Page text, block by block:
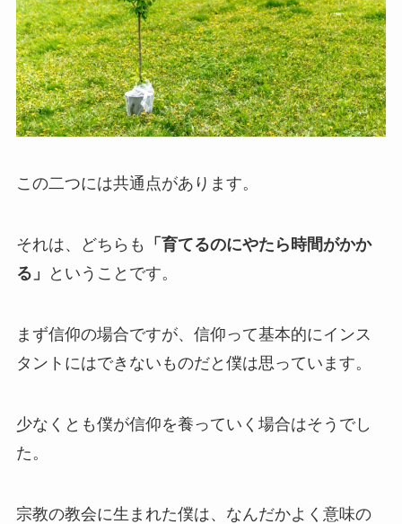
この二つには共通点があります。
それは、どちらも
「育てるのにやたら時間がかか
る」
ということです。
まず信仰の場合ですが、信仰って基本的にインス
タントにはできないものだと僕は思っています。
少なくとも僕が信仰を養っていく場合はそうでし
た。
宗教の教会に生まれた僕は、なんだかよく意味の